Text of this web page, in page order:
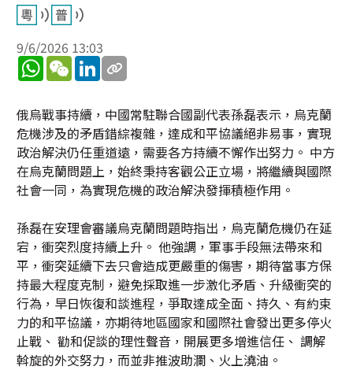
9/6/2026 13:03
WhatsApp
WeChatLinkedIn
俄烏戰事持續，中國常駐聯合國副代表孫磊表示，烏克蘭
危機涉及的矛盾錯綜複雜，達成和平協議絕非易事，實現
政治解決仍任重道遠，需要各方持續不懈作出努力。 中方
在烏克蘭問題上，始終秉持客觀公正立場，將繼續與國際
社會一同，為實現危機的政治解決發揮積極作用。
孫磊在安理會審議烏克蘭問題時指出，烏克蘭危機仍在延
宕，衝突烈度持續上升。 他強調，軍事手段無法帶來和
平，衝突延續下去只會造成更嚴重的傷害，期待當事方保
持最大程度克制，避免採取進一步激化矛盾、升級衝突的
行為，早日恢復和談進程，爭取達成全面、持久、有約束
力的和平協議，亦期待地區國家和國際社會發出更多停火
止戰、 勸和促談的理性聲音，開展更多增進信任、 調解
斡旋的外交努力，而並非推波助瀾、火上澆油。